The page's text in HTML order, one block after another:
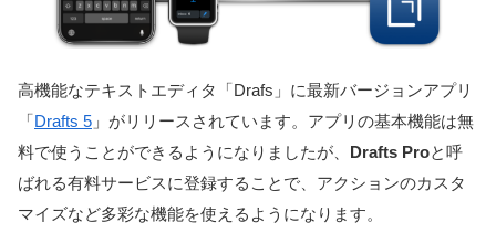
高機能なテキストエディタ「Drafs」に最新バージョンアプリ
「Drafts 5 」がリリースされています。アプリの基本機能は無
料で使うことができるようになりましたが、 Drafts Proと呼
ばれる有料サービスに登録することで、アクションのカスタ
マイズなど多彩な機能を使えるようになります。